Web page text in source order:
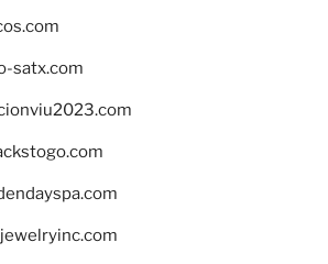
satx.com